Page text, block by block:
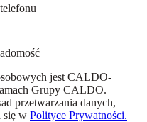
jest CALDO-
Grupy CALDO.
przetwarzania danych,
się w Polityce Prywatności.